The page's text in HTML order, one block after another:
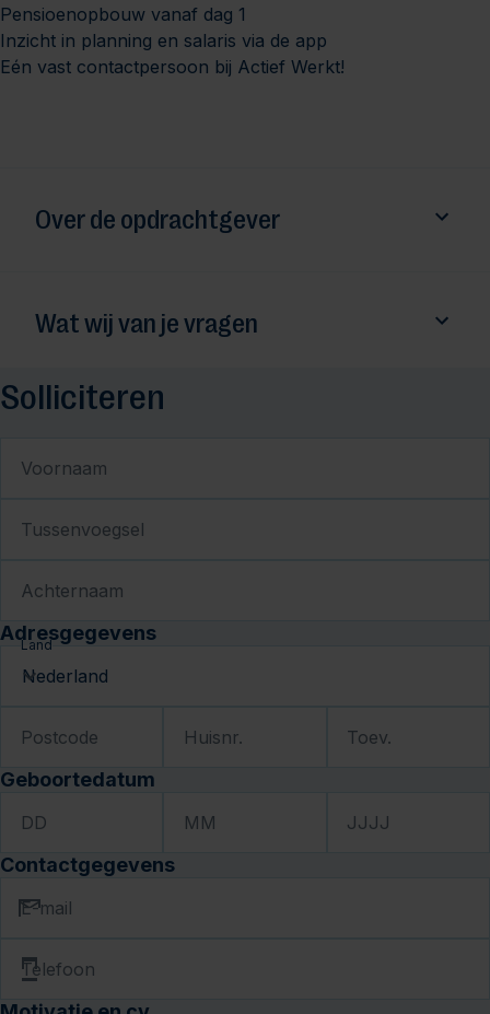
Pensioenopbouw vanaf dag 1
Inzicht in planning en salaris via de app
Eén vast contactpersoon bij Actief Werkt!
Over de opdrachtgever
Wat wij van je vragen
Solliciteren
Voornaam
Tussenvoegsel
Achternaam
Adresgegevens
Land
Postcode Huisnr. Toev.
Geboortedatum
DD MM JJJJ
Contactgegevens
E-mail
Telefoon